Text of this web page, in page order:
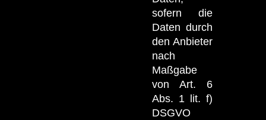
sofern die
Daten durch
den Anbieter
nach
Maßgabe
von Art. 6
Abs. 1 lit. f)
DSGVO